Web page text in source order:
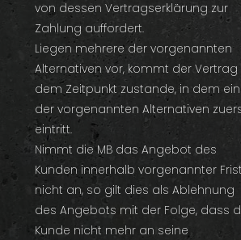
von dessen Vertragserklärung zur
Zahlung auffordert.
Liegen mehrere der vorgenannten
Alternativen vor, kommt der Vertrag
dem Zeitpunkt zustande, in dem
der vorgenannten Alternativen
eintritt.
Nimmt die MB das Angebot des
Kunden innerhalb vorgenannter Frist
nicht an, so gilt dies als Ablehnung
des Angebots mit der Folge, dass
Kunde nicht mehr an seine